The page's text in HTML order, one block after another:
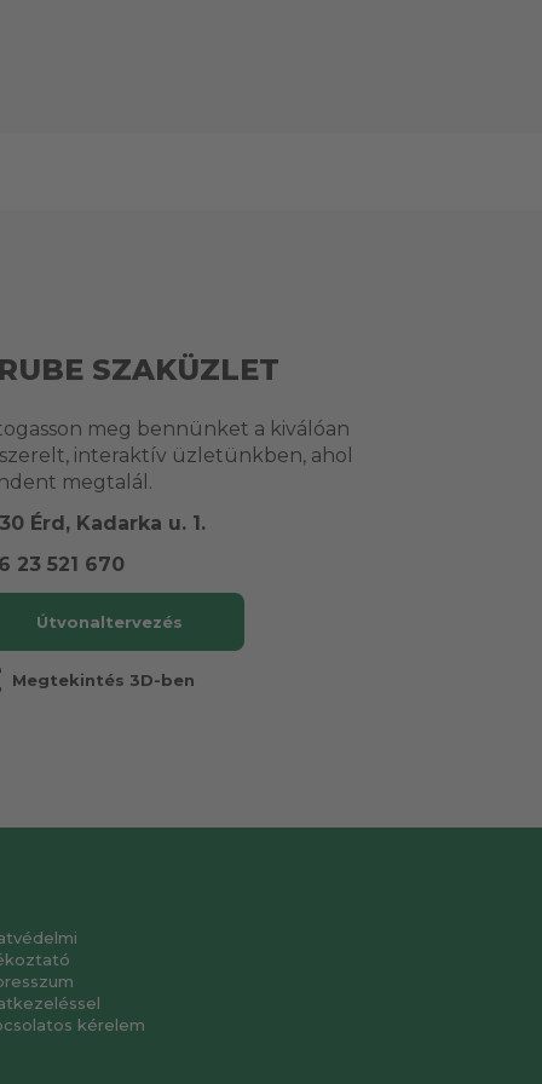
SZAKÜZLET
meg bennünket a kiválóan
interaktív üzletünkben, ahol
megtalál.
Érd, Kadarka u. 1.
23 521 670
Útvonaltervezés
Megtekintés 3D-ben
kérelem